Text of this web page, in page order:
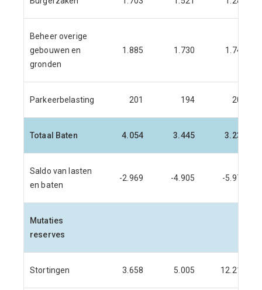
Beheer overige
gebouwen en
gronden
1.885 1.730 1.749
Parkeerbelasting 201 194 200
Totaal Baten 4.054 3.445 3.230
Saldo van lasten
en baten
-2.969 -4.905 -5.974
Mutaties
reserves
Stortingen 3.658 5.005 12.219